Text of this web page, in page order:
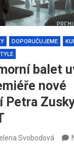
DOPORUČUJEME
balet
nové
Petra
Svobodová